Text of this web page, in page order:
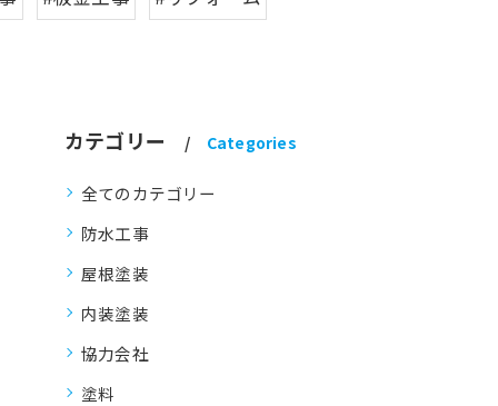
カテゴリー Categories
全てのカテゴリー
防水工事
屋根塗装
内装塗装
協力会社
塗料